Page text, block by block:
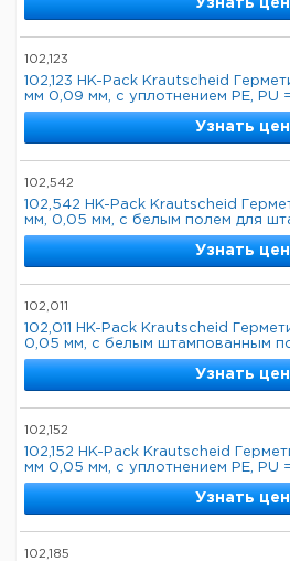
Узнать
102,123
102,123 HK-Pack Krautscheid
мм 0,09 мм, с уплотнением PE, PU
Узнать
102,542
102,542 HK-Pack Krautscheid
мм, 0,05 мм, с белым полем для
Узнать
102,011
102,011 HK-Pack Krautscheid
0,05 мм, с белым штампованным
Узнать
102,152
102,152 HK-Pack Krautscheid
мм 0,05 мм, с уплотнением PE, PU
Узнать
102,185